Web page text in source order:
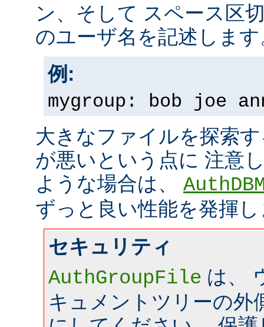
ン、そして スペース区
のユーザ名を記述します
例:
mygroup: bob joe
大きなファイルを探索
が悪いという点に 注意
ような場合は、
ずっと良い性能を発揮
セキュリティ
AuthGroupFile は、
キュメントツリーの外